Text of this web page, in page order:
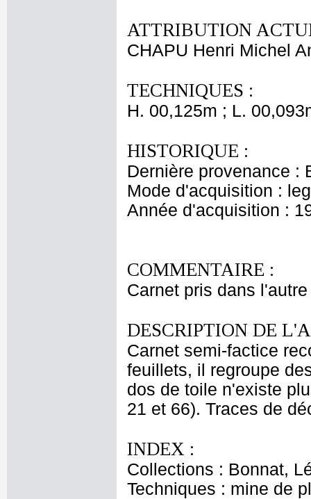
ATTRIBUTION
CHAPU Henri Michel
TECHNIQUES :
H. 00,125m ; L.
HISTORIQUE :
Dernière provenance :
Mode d'acquisition :
Année d'acquisition :
COMMENTAIRE :
Carnet pris dans
DESCRIPTION DE
Carnet semi-factice
feuillets, il regroupe
dos de toile n'existe
21 et 66). Traces de
INDEX :
Collections : Bonnat,
Techniques : mine de